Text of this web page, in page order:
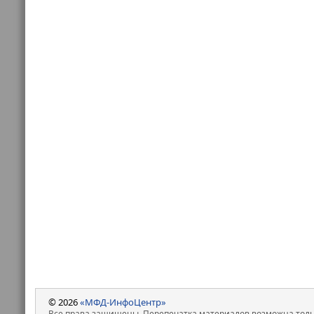
© 2026«МФД-ИнфоЦентр»